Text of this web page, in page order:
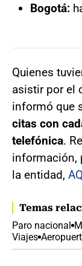
Bogotá:
Quienes
asistir por el
informó que
citas con
telefónica.
información,
la entidad,
Temas
Paro nacional
Viajes